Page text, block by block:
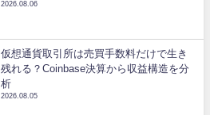
2026.08.06
仮想通貨取引所は売買手数料だけで生き
残れる？Coinbase決算から収益構造を分
析
2026.08.05